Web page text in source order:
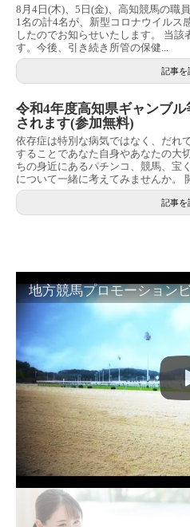
8月4日(木)、5日(金)、高知競馬の職
1名の計4名が、新型コロナウイルス
したのでお知らせいたします。 当該
す。今後、引き続き所管の保健...
記事を
令和4年度高知県ギャンブ
されます(参加無料)
依存症は特別な病気ではなく、だれ
することであなた自身やあなたの大
ちの身近にあるパチンコ、競馬、宝
について一緒に考えてみませんか。
記事を